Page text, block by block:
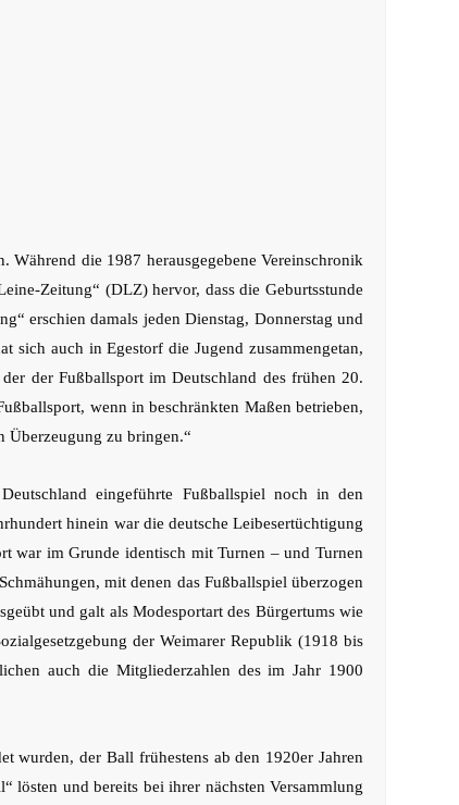
die 1987 herausgegebene Vereinschronik
Zeitung“ (DLZ) hervor, dass die Geburtsstunde
erschien damals jeden Dienstag, Donnerstag und
sich auch in Egestorf die Jugend zusammengetan,
der Fußballsport im Deutschland des frühen 20.
wenn in beschränkten Maßen betrieben,
Überzeugung zu bringen.“
eingeführte Fußballspiel noch in den
hinein war die deutsche Leibesertüchtigung
war im Grunde identisch mit Turnen – und Turnen
mit denen das Fußballspiel überzogen
und galt als Modesportart des Bürgertums wie
der Weimarer Republik (1918 bis
auch die Mitgliederzahlen des im Jahr 1900
wurden, der Ball frühestens ab den 1920er Jahren
lösten und bereits bei ihrer nächsten Versammlung